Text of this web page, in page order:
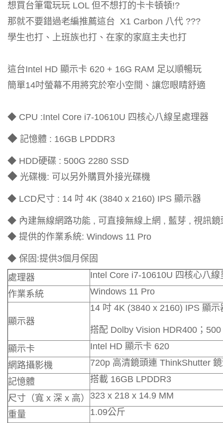
想買台筆電玩玩 LOL 但不想打的卡卡頓頓!?
那就不要錯過老編推薦這台 X1 Carbon 八代 ???
學生也打、上班族也打、在家的家庭主夫也打
這台Intel HD 顯示卡 620 + 16G RAM 足以順暢玩
簡單14吋螢幕不用將究於窄小空間、讓您眼睛舒適
◆ CPU :Intel Core i7-10610U 四核心八線呈處理器
◆ 記憶體 : 16GB LPDDR3
◆ HDD硬碟 : 500G 2280 SSD
◆ 光碟機: 可以另外購買外接光碟機
◆ LCD尺寸 : 14 吋 4K (3840 x 2160) IPS 顯示器
◆ 內建無線網路功能 , 可直接無線上網 , 藍芽 , 視訊鏡
◆ 提供的作業系統: Windows 11 Pro
◆ 保固:提供3個月保固
處理器
Intel Core i7-10610U 四核心八線
作業系統
Windows 11 Pro
顯示器
14 吋 4K (3840 x 2160) IPS 顯示
搭配 Dolby Vision HDR400；
顯示卡
Intel HD 顯示卡 620
網路攝影機
720p 高清鏡頭連 ThinkShutter
記憶體
搭載 16GB LPDDR3
尺寸（寬 x 深 x 高） 323 x 218 x 14.9 MM
重量
1.09公斤